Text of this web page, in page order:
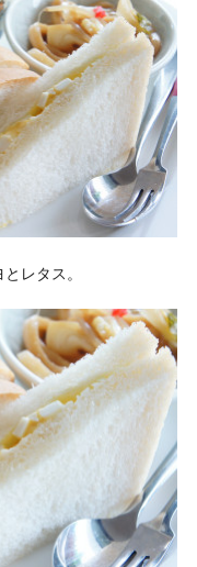
レタス。